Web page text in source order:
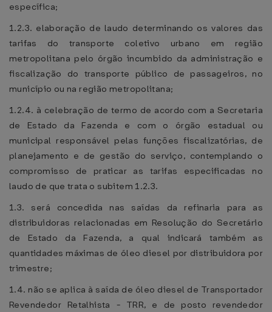
específica;
1.2.3. elaboração de laudo determinando os valores das
tarifas do transporte coletivo urbano em região
metropolitana pelo órgão incumbido da administração e
fiscalização do transporte público de passageiros, no
município ou na região metropolitana;
1.2.4. à celebração de termo de acordo com a Secretaria
de Estado da Fazenda e com o órgão estadual ou
municipal responsável pelas funções fiscalizatórias, de
planejamento e de gestão do serviço, contemplando o
compromisso de praticar as tarifas especificadas no
laudo de que trata o subitem 1.2.3.
1.3. será concedida nas saídas da refinaria para as
distribuidoras relacionadas em Resolução do Secretário
de Estado da Fazenda, a qual indicará também as
quantidades máximas de óleo diesel por distribuidora por
trimestre;
1.4. não se aplica à saída de óleo diesel de Transportador
Revendedor Retalhista - TRR, e de posto revendedor